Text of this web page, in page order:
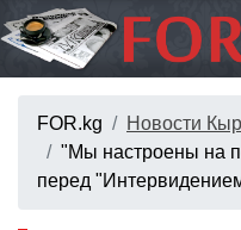
FOR.kg
Новости
"Мы настроены на
перед